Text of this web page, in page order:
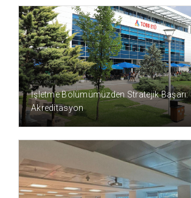
4 AY ÖNCE
İşletme Bölümümüzden Stratejik Başarı:
Akreditasyon